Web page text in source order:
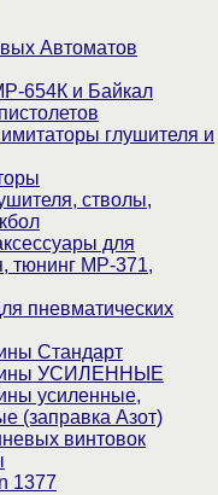
Автоматов
654К и Байкал
глушителя и
стволы,
для
тюнинг МР-371,
пневматических
Стандарт
УСИЛЕННЫЕ
усиленные,
(заправка Азот)
винтовок
1377